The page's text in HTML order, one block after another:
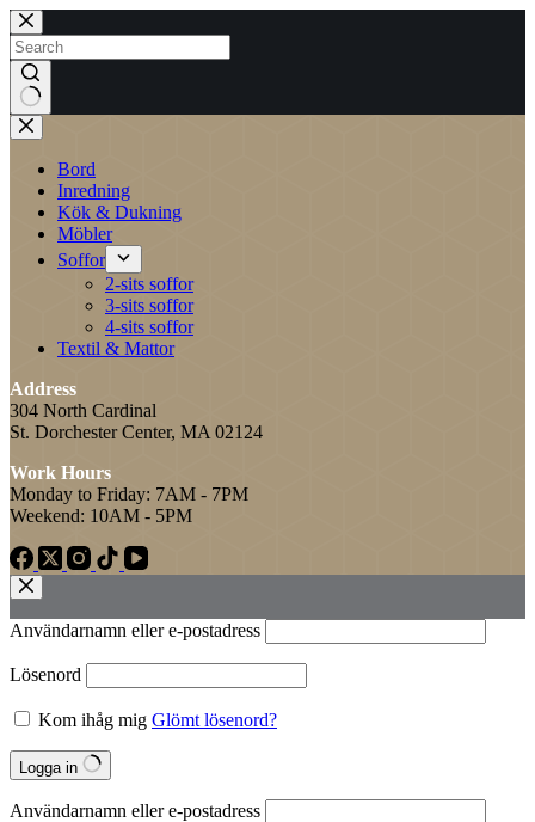
Skip
to
content
No
results
Bord
Inredning
Kök & Dukning
Möbler
Soffor
2-sits soffor
3-sits soffor
4-sits soffor
Textil & Mattor
Address
304 North Cardinal
St. Dorchester Center, MA 02124
Work Hours
Monday to Friday: 7AM - 7PM
Weekend: 10AM - 5PM
Användarnamn eller e‑postadress
Lösenord
Kom ihåg mig Glömt lösenord?
Logga in
Användarnamn eller e‑postadress